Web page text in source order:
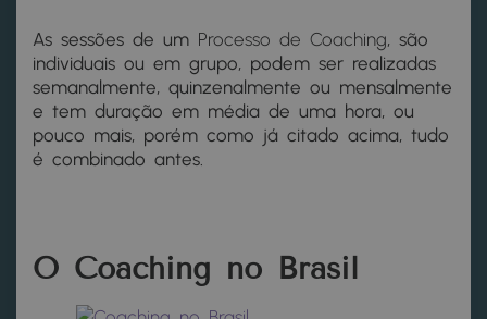
As sessões de um Processo de Coaching, são
individuais ou em grupo, podem ser realizadas
semanalmente, quinzenalmente ou mensalmente
e tem duração em média de uma hora, ou
pouco mais, porém como já citado acima, tudo
é combinado antes.
O Coaching no Brasil